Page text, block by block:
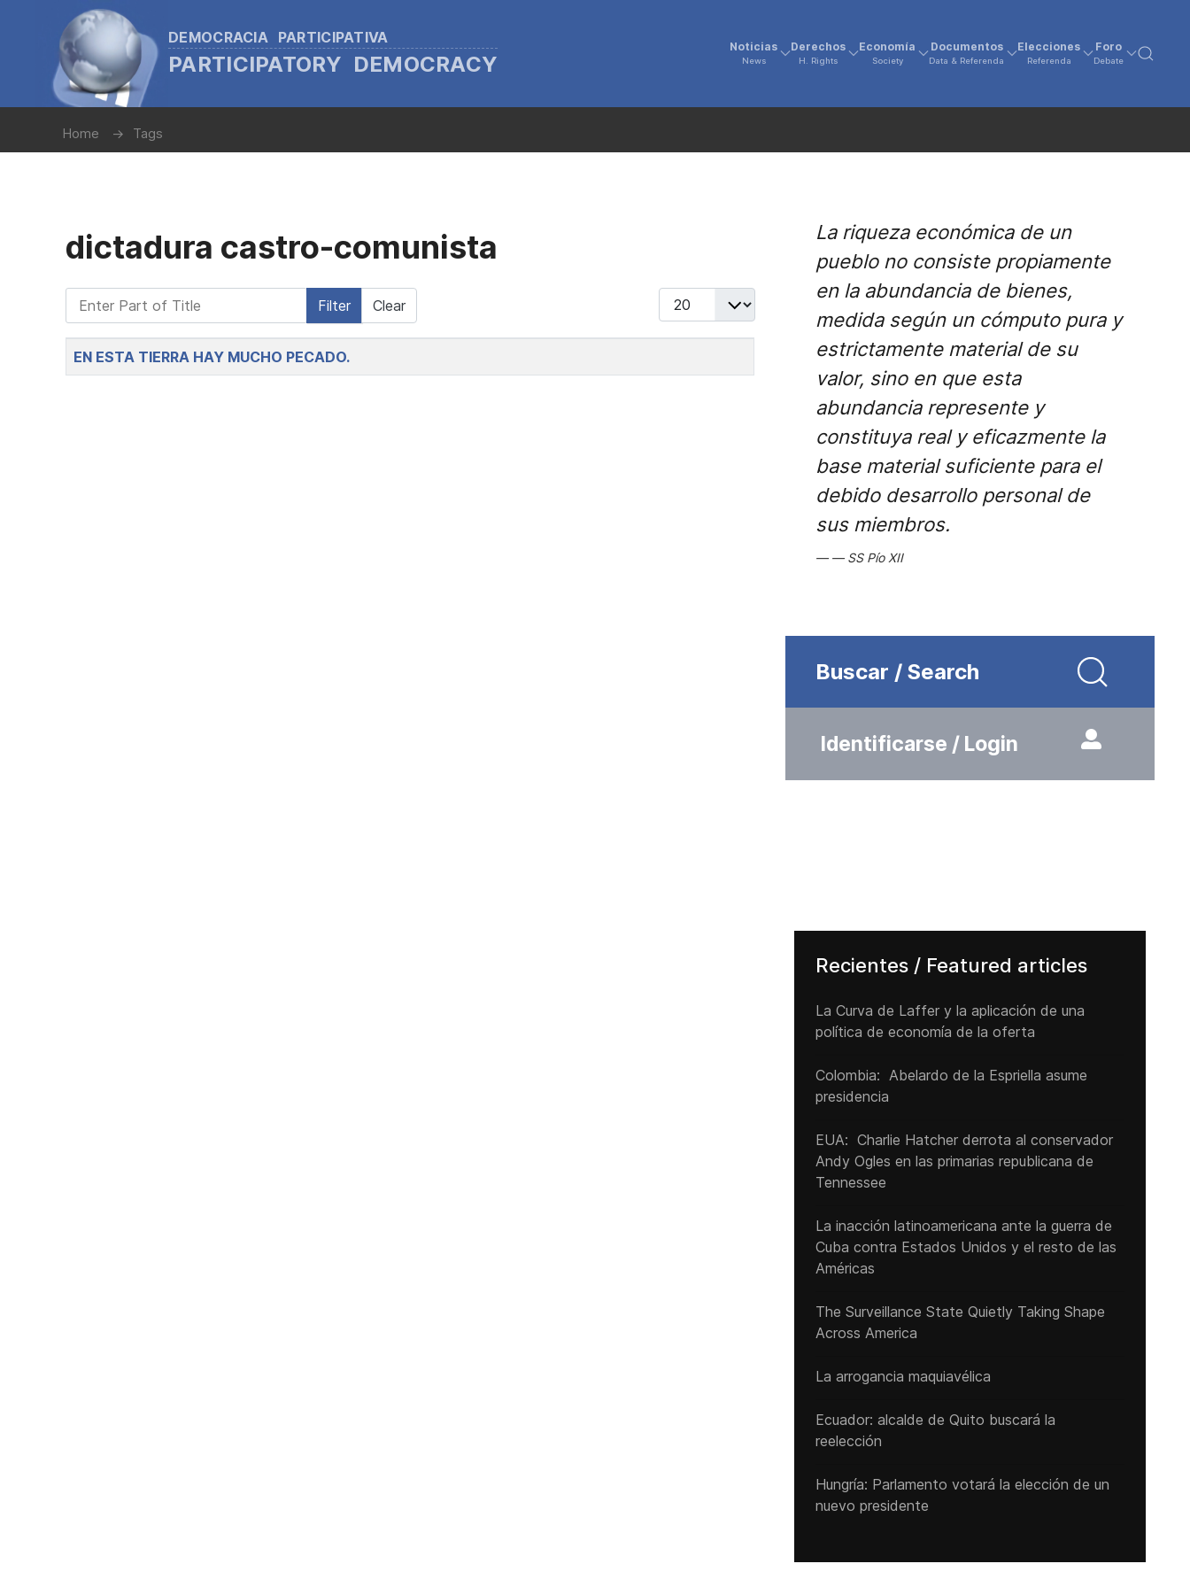
DEMOCRACIA PARTICIPATIVA
PARTICIPATORY DEMOCRACY
Noticias
News
Derechos
H. Rights
Economía
Society
Documentos
Data & Referenda
Elecciones
Referenda
Foro
Debate
Home Tags
dictadura castro-comunista
Enter Part of Title Filter Clear Display #
Title
EN ESTA TIERRA HAY MUCHO PECADO.
La riqueza económica de un
pueblo no consiste propiamente
en la abundancia de bienes,
medida según un cómputo pura y
estrictamente material de su
valor, sino en que esta
abundancia represente y
constituya real y eficazmente la
base material suficiente para el
debido desarrollo personal de
sus miembros.
SS Pío XII
Buscar / Search
Identificarse / Login
Recientes / Featured articles
La Curva de Laffer y la aplicación de una
política de economía de la oferta
Colombia: Abelardo de la Espriella asume
presidencia
EUA: Charlie Hatcher derrota al conservador
Andy Ogles en las primarias republicana de
Tennessee
La inacción latinoamericana ante la guerra de
Cuba contra Estados Unidos y el resto de las
Américas
The Surveillance State Quietly Taking Shape
Across America
La arrogancia maquiavélica
Ecuador: alcalde de Quito buscará la
reelección
Hungría: Parlamento votará la elección de un
nuevo presidente